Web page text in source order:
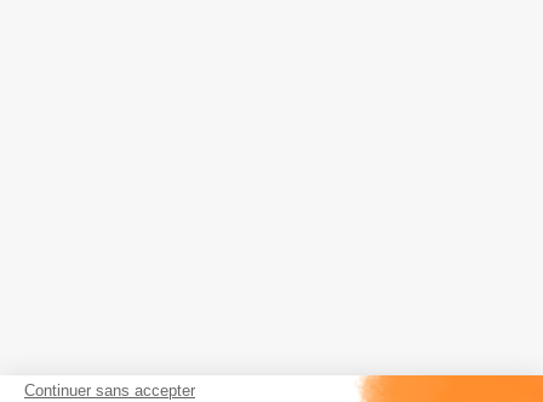
Continuer sans accepter